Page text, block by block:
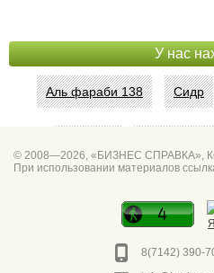
У нас
Аль фараби 138 Сидр
© 2008—2026, «БИЗНЕС СПРАВКА»,
При использовании материалов
8(7142) 390-